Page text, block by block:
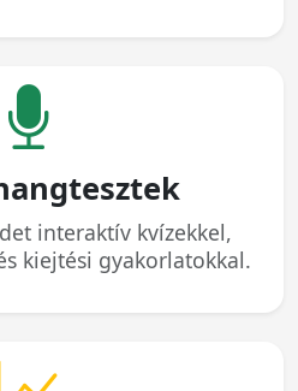
interaktív kvízekkel,
kiejtési gyakorlatokkal.